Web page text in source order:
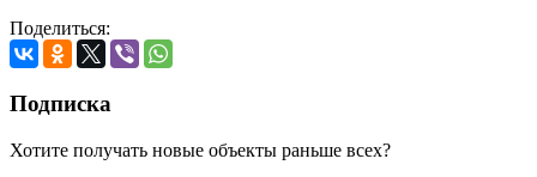
Поделиться:
Подписка
Хотите получать новые объекты раньше всех?